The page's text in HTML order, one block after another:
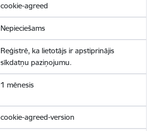
cookie-agreed
Nepieciešams
Reģistrē, ka lietotājs ir apstiprinājis
sīkdatņu paziņojumu.
1 mēnesis
cookie-agreed-version